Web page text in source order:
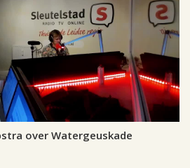
over Watergeuskade